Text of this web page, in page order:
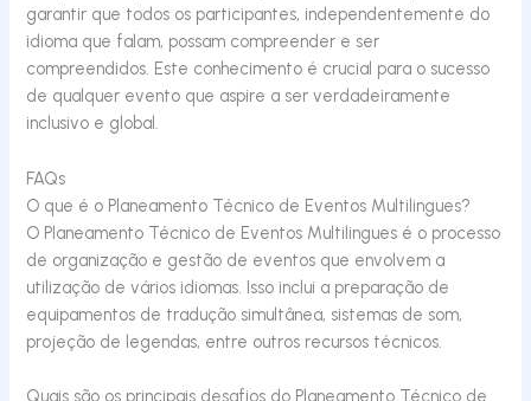
garantir que todos os participantes, independentemente do
idioma que falam, possam compreender e ser
compreendidos. Este conhecimento é crucial para o sucesso
de qualquer evento que aspire a ser verdadeiramente
inclusivo e global.
FAQs
O que é o Planeamento Técnico de Eventos Multilingues?
O Planeamento Técnico de Eventos Multilingues é o processo
de organização e gestão de eventos que envolvem a
utilização de vários idiomas. Isso inclui a preparação de
equipamentos de tradução simultânea, sistemas de som,
projeção de legendas, entre outros recursos técnicos.
Quais são os principais desafios do Planeamento Técnico de